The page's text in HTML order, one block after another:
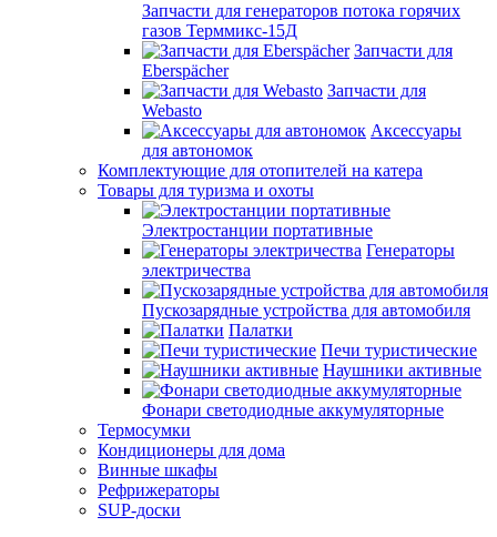
Запчасти для генераторов потока горячих
газов Терммикс-15Д
Запчасти для
Eberspächer
Запчасти для
Webasto
Аксессуары
для автономок
Комплектующие для отопителей на катера
Товары для туризма и охоты
Электростанции портативные
Генераторы
электричества
Пускозарядные устройства для автомобиля
Палатки
Печи туристические
Наушники активные
Фонари светодиодные аккумуляторные
Термосумки
Кондиционеры для дома
Винные шкафы
Рефрижераторы
SUP-доски